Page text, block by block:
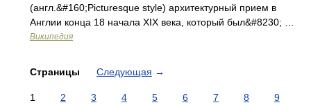
(англ.&#160;Picturesque style) архитектурный прием в
Англии конца 18 начала XIX века, который был&#8230; …
Википедия
Страницы Следующая →
1 2 3 4 5 6 7 8
9